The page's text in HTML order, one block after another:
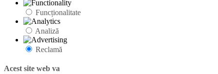
Funcționalitate
Analiză
Reclamă
Acest site web va